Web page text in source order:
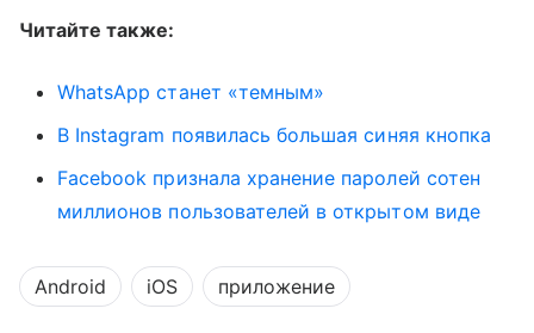
Читайте также:
WhatsApp станет «темным»
В Instagram появилась большая синяя кнопка
Facebook признала хранение паролей сотен
миллионов пользователей в открытом виде
Android iOS приложение